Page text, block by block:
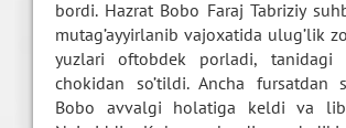
bordi. Hazrat Bobo Faraj Tabriziy
mutag’ayyirlanib vajoxatida ulug’lik
yuzlari oftobdek porladi, tanidagi
chokidan so’tildi. Ancha fursatdan
Bobo avvalgi holatiga keldi va